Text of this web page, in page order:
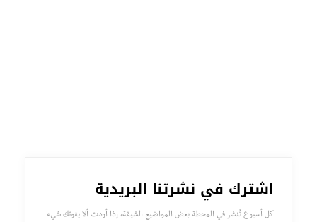
اشترك في نشرتنا البريدية
كل أسبوع تُنشر في المحطة بعض المواضيع الشيقة، إذا أردت ألا يفوتك شيء